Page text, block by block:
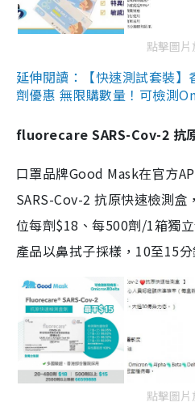
點擊圖片
延伸閱讀：【快速測試套裝
劑優惠 無限購數量！可檢測
fluorecare SARS-Cov-2 抗
口罩品牌Good Mask在官方
SARS-Cov-2 抗原快速檢測
位每劑$18、每500劑/1箱獨
產品以鼻拭子採樣，10至15分
點擊圖片